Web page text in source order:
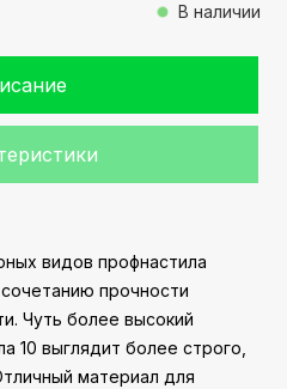
В наличии
видов профнастила
прочности
Чуть более высокий
10 выглядит более строго,
материал для